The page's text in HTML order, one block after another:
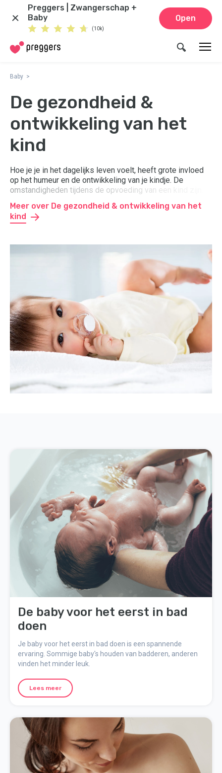
Preggers | Zwangerschap +
Baby
(10k)
Open
Baby
De gezondheid &
ontwikkeling van het
kind
Hoe je je in het dagelijks leven voelt, heeft grote invloed
op het humeur en de ontwikkeling van je kindje. De
omstandigheden tijdens de opvoeding van een kind zijn
gezondheid. Hier kun je lezen wat de gezondheid en
ontwikkeling van jonge kinderen beïnvloedt, en wat dit
Meer over De gezondheid & ontwikkeling van het
kind
De baby voor het eerst in bad
doen
Je baby voor het eerst in bad doen is een spannende
ervaring. Sommige baby's houden van badderen, anderen
vinden het minder leuk.
Lees meer